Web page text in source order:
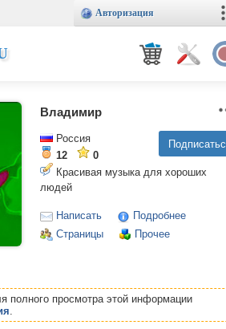
Авторизация
Владимир
Россия
12
0
Красивая музыка для хороших
людей
Написать
Подробнее
Страницы
Прочее
полного просмотра этой информации
.